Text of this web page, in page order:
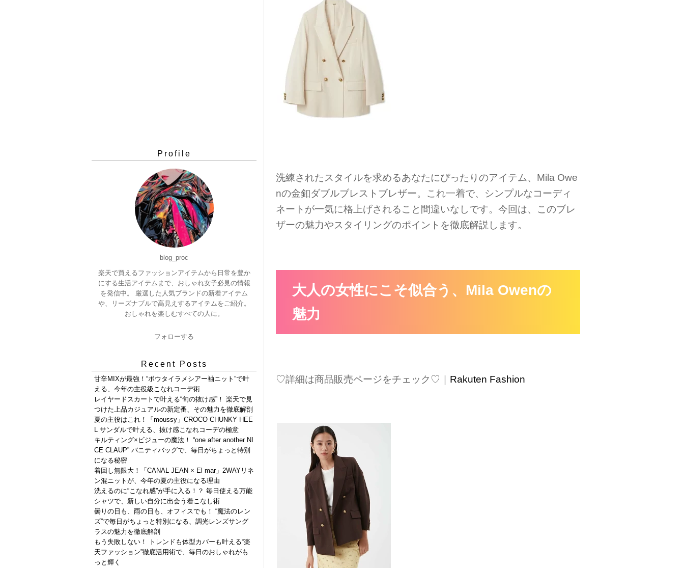
Profile
blog_proc
楽天で買えるファッションアイテムから日常を豊か
にする生活アイテムまで、おしゃれ女子必見の情報
を発信中。 厳選した人気ブランドの新着アイテム
や、リーズナブルで高見えするアイテムをご紹介。
おしゃれを楽しむすべての人に。
フォローする
Recent Posts
甘辛MIXが最強！“ボウタイラメシアー袖ニット”で叶
える、今年の主役級こなれコーデ術
レイヤードスカートで叶える“旬の抜け感”！ 楽天で見
つけた上品カジュアルの新定番、その魅力を徹底解剖
夏の主役はこれ！「moussy」CROCO CHUNKY HEE
L サンダルで叶える、抜け感こなれコーデの極意
キルティング×ビジューの魔法！ “one after another NI
CE CLAUP” バニティバッグで、毎日がちょっと特別
になる秘密
着回し無限大！「CANAL JEAN × El mar」2WAYリネ
ン混ニットが、今年の夏の主役になる理由
洗えるのに“こなれ感”が手に入る！？ 毎日使える万能
シャツで、新しい自分に出会う着こなし術
曇りの日も、雨の日も、オフィスでも！ “魔法のレン
ズ”で毎日がちょっと特別になる、調光レンズサング
ラスの魅力を徹底解剖
もう失敗しない！ トレンドも体型カバーも叶える“楽
天ファッション”徹底活用術で、毎日のおしゃれがも
っと輝く
洗練されたスタイルを求めるあなたにぴったりのアイテム、Mila Owe
nの金釦ダブルブレストブレザー。これ一着で、シンプルなコーディ
ネートが一気に格上げされること間違いなしです。今回は、このブレ
ザーの魅力やスタイリングのポイントを徹底解説します。
大人の女性にこそ似合う、Mila Owenの
魅力
♡詳細は商品販売ページをチェック♡｜ Rakuten Fashion